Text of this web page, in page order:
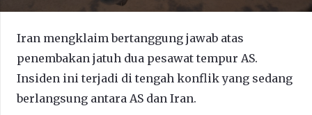
Iran mengklaim bertanggung jawab atas
penembakan jatuh dua pesawat tempur AS.
Insiden ini terjadi di tengah konflik yang sedang
berlangsung antara AS dan Iran.